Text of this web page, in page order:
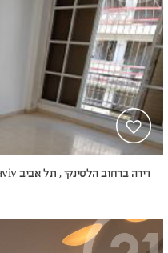
דירה ברחוב הלסינקי , תל אביב Tel aviv